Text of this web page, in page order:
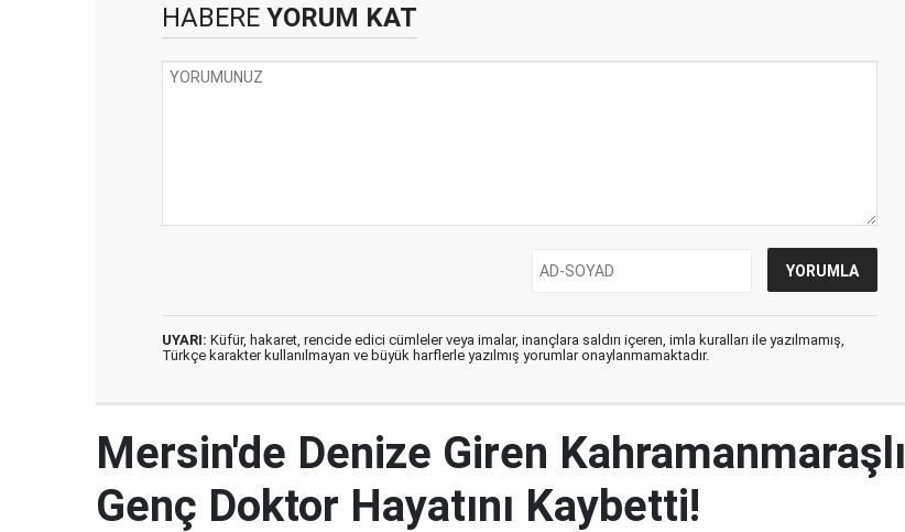
HABERE YORUM KAT
UYARI: Küfür, hakaret, rencide edici cümleler veya imalar, inançlara saldırı içeren, imla kuralları ile yazılmamış,
Türkçe karakter kullanılmayan ve büyük harflerle yazılmış yorumlar onaylanmamaktadır.
Mersin'de Denize Giren Kahramanmaraşlı
Genç Doktor Hayatını Kaybetti!